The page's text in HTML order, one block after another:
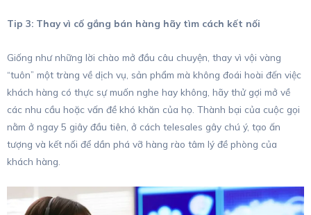
Tip 3: Thay vì cố gắng bán hàng hãy tìm cách kết nối
Giống như những lời chào mở đầu câu chuyện, thay vì vội vàng
“tuôn” một tràng về dịch vụ, sản phẩm mà không đoái hoài đến việc
khách hàng có thực sự muốn nghe hay không, hãy thử gợi mở về
các nhu cầu hoặc vấn đề khó khăn của họ. Thành bại của cuộc gọi
nằm ở ngay 5 giây đầu tiên, ở cách telesales gây chú ý, tạo ấn
tượng và kết nối để dần phá vỡ hàng rào tâm lý đề phòng của
khách hàng.